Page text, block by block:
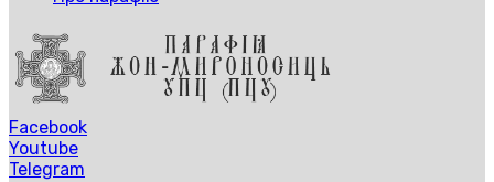
Facebook
Youtube
Telegram